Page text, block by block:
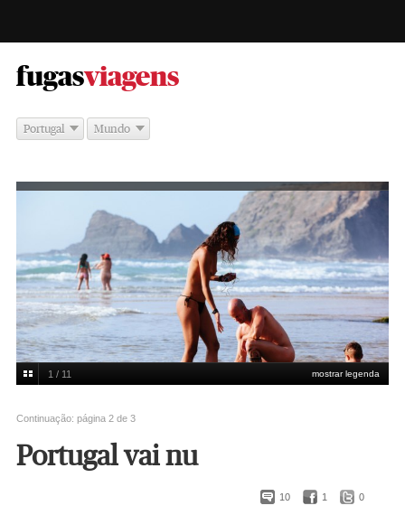
fugas -
viagens
Portugal Mundo
Na praia das Adegas, Odeceixe, Algarve
mostrar legenda
1 / 11
Continuação: página 2 de 3
Portugal vai nu
10 1 0